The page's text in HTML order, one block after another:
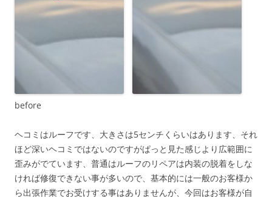
before
ヘコミはルーフです、大きさは5センチくらいはあります、それ
ほど深いヘコミではないのですがぱっと見た感じより広範囲に
歪みがでています、普通はルーフのリペアは内装の脱着をしな
ければ修復できない事が多いので、基本的には一般のお客様か
ら出張作業でお受けする事はありませんが、今回はお客様が自